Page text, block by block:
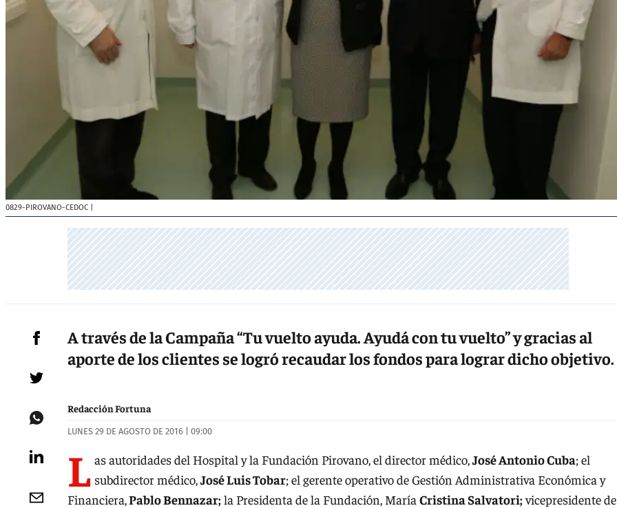
0829-PIROVANO-CEDOC
A través de la Campaña “Tu vuelto ayuda. Ayudá con tu vuelto” y gracias al
aporte de los clientes se logró recaudar los fondos para lograr dicho objetivo.
Redacción Fortuna
LUNES 29 DE AGOSTO DE 2016 | 09:00
L as autoridades del Hospital y la Fundación Pirovano, el director médico,José Antonio Cuba; el
subdirector médico,José Luis Tobar; el gerente operativo de Gestión Administrativa Económica y
Financiera,Pablo Bennazar;la Presidenta de la Fundación, María Cristina Salvatori;vicepresidente